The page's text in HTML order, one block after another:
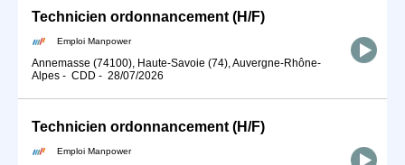
Technicien ordonnancement (H/F)
Emploi Manpower
Annemasse (74100), Haute-Savoie (74), Auvergne-Rhône-
Alpes - CDD - 28/07/2026
Technicien ordonnancement (H/F)
Emploi Manpower